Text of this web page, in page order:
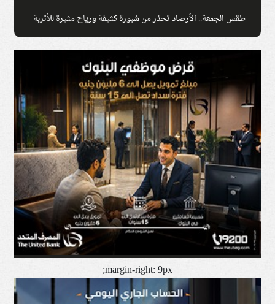
طقس الجمعة.. الأرصاد تحذر من شبورة كثيفة ورياح مثيرة للأتربة
margin-right: 9px;